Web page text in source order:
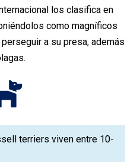
los clasifica en
como magníficos
a su presa, además
terriers viven entre 10-